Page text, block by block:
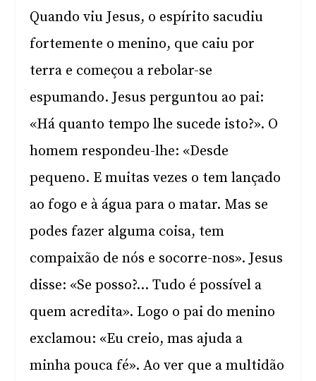
Quando viu Jesus, o espírito sacudiu
fortemente o menino, que caiu por
terra e começou a rebolar-se
espumando. Jesus perguntou ao pai:
«Há quanto tempo lhe sucede isto?». O
homem respondeu-lhe: «Desde
pequeno. E muitas vezes o tem lançado
ao fogo e à água para o matar. Mas se
podes fazer alguma coisa, tem
compaixão de nós e socorre-nos». Jesus
disse: «Se posso?… Tudo é possível a
quem acredita». Logo o pai do menino
exclamou: «Eu creio, mas ajuda a
minha pouca fé». Ao ver que a multidão